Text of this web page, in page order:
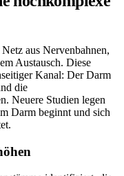
aus Nervenbahnen,
Austausch. Diese
Kanal: Der Darm
die
Neuere Studien legen
Darm beginnt und sich